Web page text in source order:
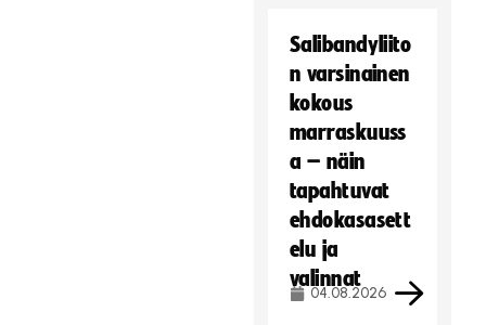
Salibandyliito
n varsinainen
kokous
marraskuuss
a – näin
tapahtuvat
ehdokasasett
elu ja
valinnat
04.08.2026